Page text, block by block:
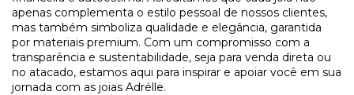
apenas complementa o estilo pessoal de nossos clientes,
mas também simboliza qualidade e elegância, garantida
por materiais premium. Com um compromisso com a
transparência e sustentabilidade, seja para venda direta ou
no atacado, estamos aqui para inspirar e apoiar você em sua
jornada com as joias Adrélle.